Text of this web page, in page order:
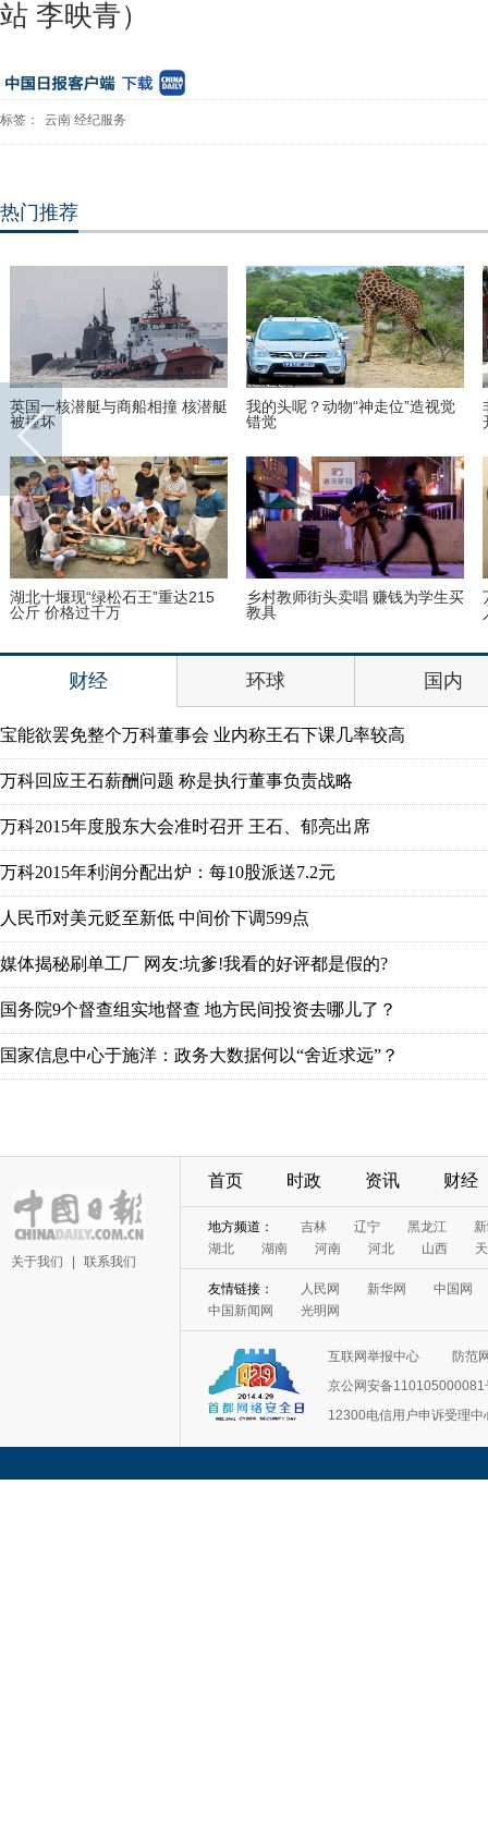
站 李映青）
标签： 云南 经纪服务
热门推荐
英国一核潜艇与商船相撞 核潜艇
被撞坏
我的头呢？动物“神走位”造视觉
错觉
湖北十堰现“绿松石王”重达215
公斤 价格过千万
乡村教师街头卖唱 赚钱为学生买
教具
财经 环球 国内
宝能欲罢免整个万科董事会 业内称王石下课几率较高
万科回应王石薪酬问题 称是执行董事负责战略
万科2015年度股东大会准时召开 王石、郁亮出席
万科2015年利润分配出炉：每10股派送7.2元
人民币对美元贬至新低 中间价下调599点
媒体揭秘刷单工厂 网友:坑爹!我看的好评都是假的?
国务院9个督查组实地督查 地方民间投资去哪儿了？
国家信息中心于施洋：政务大数据何以“舍近求远”？
关于我们 联系我们
首页 时政 资讯 财经
地方频道： 吉林 辽宁 黑龙江
湖北
湖南 河南 河北 山西
友情链接： 人民网 新华网
中国网
中国新闻网
光明网
互联网举报中心
防范
京公网安备110105000081
12300电信用户申诉受理中